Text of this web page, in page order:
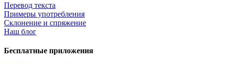
Перевод текста
Примеры употребления
Склонение и спряжение
Наш блог
Бесплатные приложения